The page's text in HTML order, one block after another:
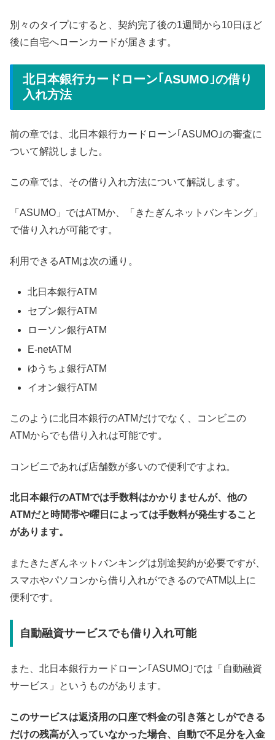
別々のタイプにすると、契約完了後の1週間から10日ほど
後に自宅へローンカードが届きます。
北日本銀行カードローン｢ASUMO｣の借り
入れ方法
前の章では、北日本銀行カードローン｢ASUMO｣の審査に
ついて解説しました。
この章では、その借り入れ方法について解説します。
「ASUMO」ではATMか、「きたぎんネットバンキング」
で借り入れが可能です。
利用できるATMは次の通り。
北日本銀行ATM
セブン銀行ATM
ローソン銀行ATM
E-netATM
ゆうちょ銀行ATM
イオン銀行ATM
このように北日本銀行のATMだけでなく、コンビニの
ATMからでも借り入れは可能です。
コンビニであれば店舗数が多いので便利ですよね。
北日本銀行のATMでは手数料はかかりませんが、他の
ATMだと時間帯や曜日によっては手数料が発生すること
があります。
またきたぎんネットバンキングは別途契約が必要ですが、
スマホやパソコンから借り入れができるのでATM以上に
便利です。
自動融資サービスでも借り入れ可能
また、北日本銀行カードローン｢ASUMO｣では「自動融資
サービス」というものがあります。
このサービスは返済用の口座で料金の引き落としができる
だけの残高が入っていなかった場合、自動で不足分を入金